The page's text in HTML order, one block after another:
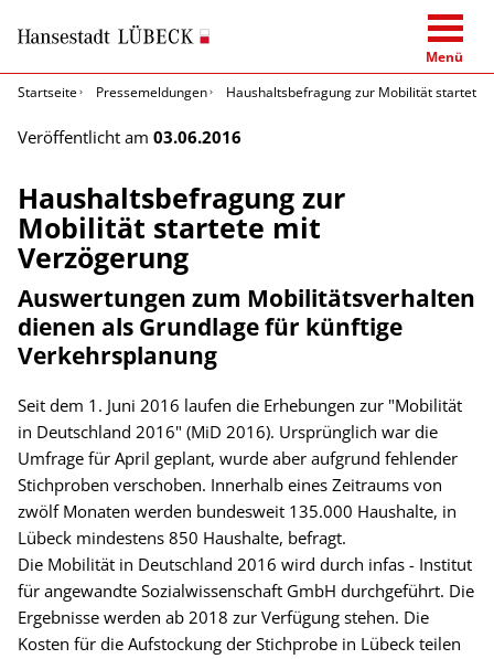
Menü
Startseite
Pressemeldungen Haushaltsbefragung zur Mobilität startete
Veröffentlicht am 03.06.2016
Haushaltsbefragung zur
Mobilität startete mit
Verzögerung
Auswertungen zum Mobilitätsverhalten
dienen als Grundlage für künftige
Verkehrsplanung
Seit dem 1. Juni 2016 laufen die Erhebungen zur "Mobilität
in Deutschland 2016" (MiD 2016). Ursprünglich war die
Umfrage für April geplant, wurde aber aufgrund fehlender
Stichproben verschoben. Innerhalb eines Zeitraums von
zwölf Monaten werden bundesweit 135.000 Haushalte, in
Lübeck mindestens 850 Haushalte, befragt.
Die Mobilität in Deutschland 2016 wird durch infas - Institut
für angewandte Sozialwissenschaft GmbH durchgeführt. Die
Ergebnisse werden ab 2018 zur Verfügung stehen. Die
Kosten für die Aufstockung der Stichprobe in Lübeck teilen